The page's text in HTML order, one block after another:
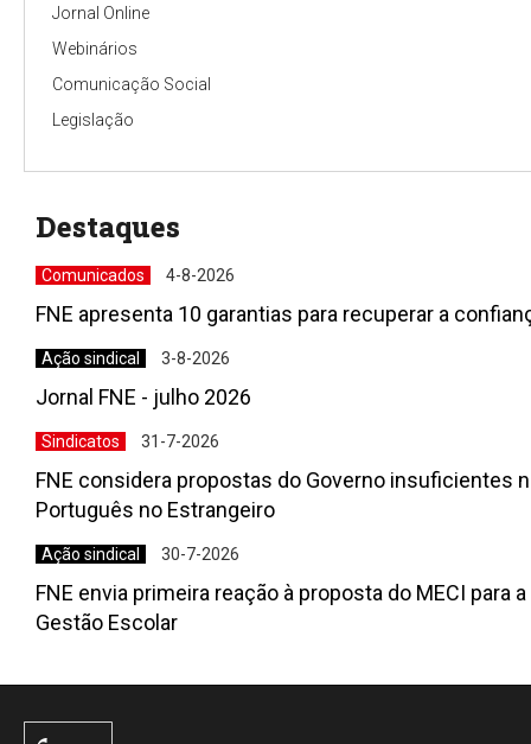
Jornal Online
Webinários
Comunicação Social
Legislação
Destaques
Comunicados 4-8-2026
FNE apresenta 10 garantias para recuperar a
Ação sindical 3-8-2026
Jornal FNE - julho 2026
Sindicatos 31-7-2026
FNE considera propostas do Governo insuficientes
Português no Estrangeiro
Ação sindical 30-7-2026
FNE envia primeira reação à proposta do MECI para
Gestão Escolar